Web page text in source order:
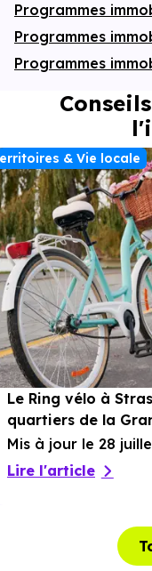
Programmes
Programmes
Programmes
& Vie locale
Le Ring vélo à
quartiers de la
Mis à jour le 28
Lire l'article